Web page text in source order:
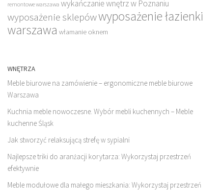
remontowe warszawa wykańczanie wnętrz w Poznaniu
wyposażenie sklepówwyposażenie łazienki
warszawa włamanie oknem
WNĘTRZA
Meble biurowe na zamówienie – ergonomiczne meble biurowe
Warszawa
Kuchnia meble nowoczesne. Wybór mebli kuchennych – Meble
kuchenne Śląsk
Jak stworzyć relaksującą strefę w sypialni
Najlepsze triki do aranżacji korytarza: Wykorzystaj przestrzeń
efektywnie
Meble modułowe dla małego mieszkania: Wykorzystaj przestrzeń